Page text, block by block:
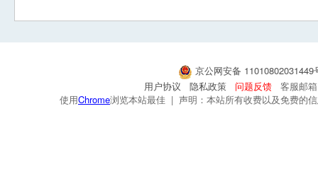
京公网安备
用户协议
隐私政策 问题反馈
客服邮
使用Chrome浏览本站最佳 | 声明：本站所有收费以及免费的